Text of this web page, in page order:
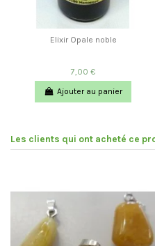
Elixir Opale noble
7,00 €
Ajouter au panier
Les clients qui ont acheté ce